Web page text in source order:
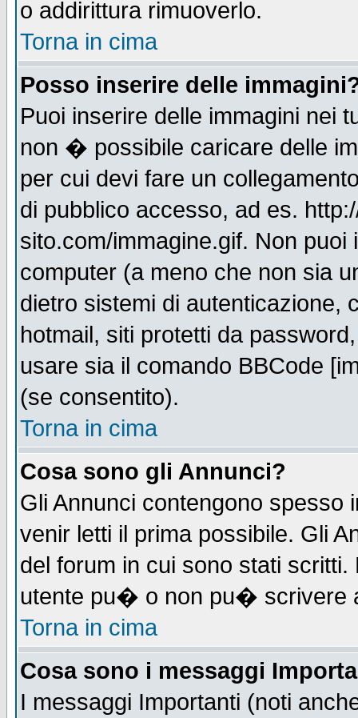
o addirittura rimuoverlo.
Torna in cima
Posso inserire delle
Puoi inserire delle immagini nei
non � possibile caricare delle
per cui devi fare un
di pubblico accesso, ad es.
sito.com/immagine.gif. Non
computer (a meno che non sia
dietro sistemi di autenticazione,
hotmail, siti protetti da
usare sia il comando BBCode
(se consentito).
Torna in cima
Cosa sono gli Annunci?
Gli Annunci contengono spesso
venir letti il prima possibile. Gli
del forum in cui sono stati
utente pu� o non pu� scrivere
Torna in cima
Cosa sono i messaggi
I messaggi Importanti (noti